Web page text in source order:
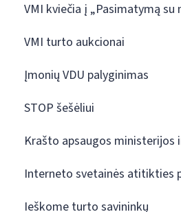
VMI kviečia į „Pasimatymą su
VMI turto aukcionai
Įmonių VDU palyginimas
STOP šešėliui
Krašto apsaugos ministerijos
Interneto svetainės atitikties
Ieškome turto savininkų